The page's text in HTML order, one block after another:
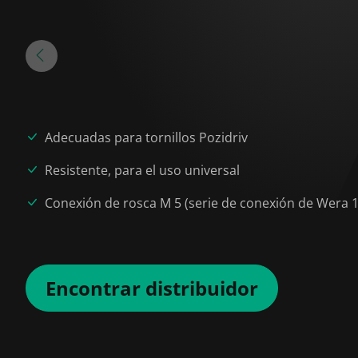
Adecuadas para tornillos Pozidriv
Resistente, para el uso universal
Conexión de rosca M 5 (serie de conexión de Wera
Encontrar distribuidor